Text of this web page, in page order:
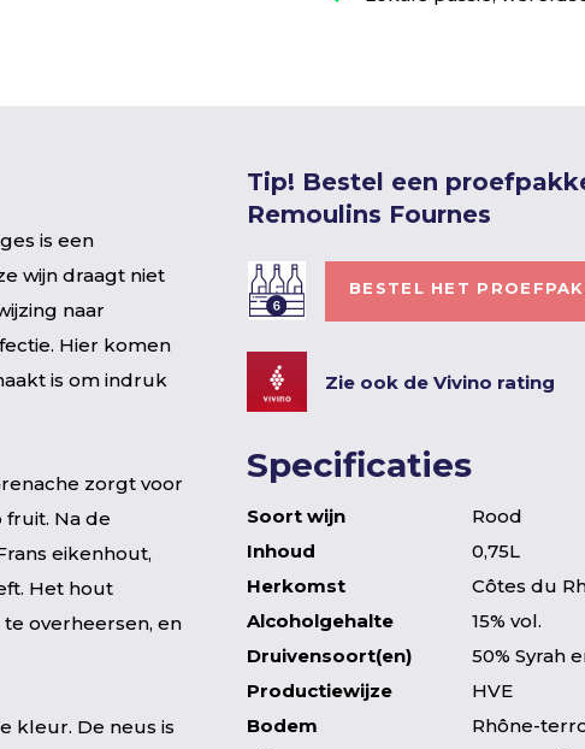
is een
wijn draagt niet
naar
Hier komen
is om indruk
zorgt voor
Na de
eikenhout,
Het hout
overheersen, en
kleur. De neus is
Tip! Bestel een
Remoulins Fournes
BESTEL HET
Zie ook de Vivino rating
Specificaties
Soort wijn
Rood
Inhoud
0,75L
Herkomst
Côtes du
Alcoholgehalte
15% vol.
Druivensoort(en)
50% Syrah
Productiewijze
HVE
Bodem
Rhône-